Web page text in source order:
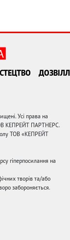
Усі права на
КЕПРЕЙТ ПАРТНЕРС.
ТОВ «КЕПРЕЙТ
гіперпосилання на
творів та/або
забороняється.